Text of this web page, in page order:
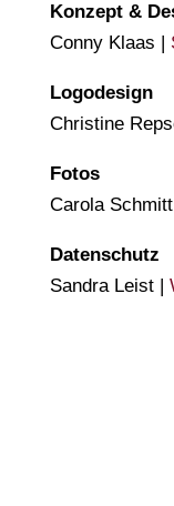
Konzept &
Conny Klaas |
Logodesign
Christine
Fotos
Carola
Datenschutz
Sandra Leist |